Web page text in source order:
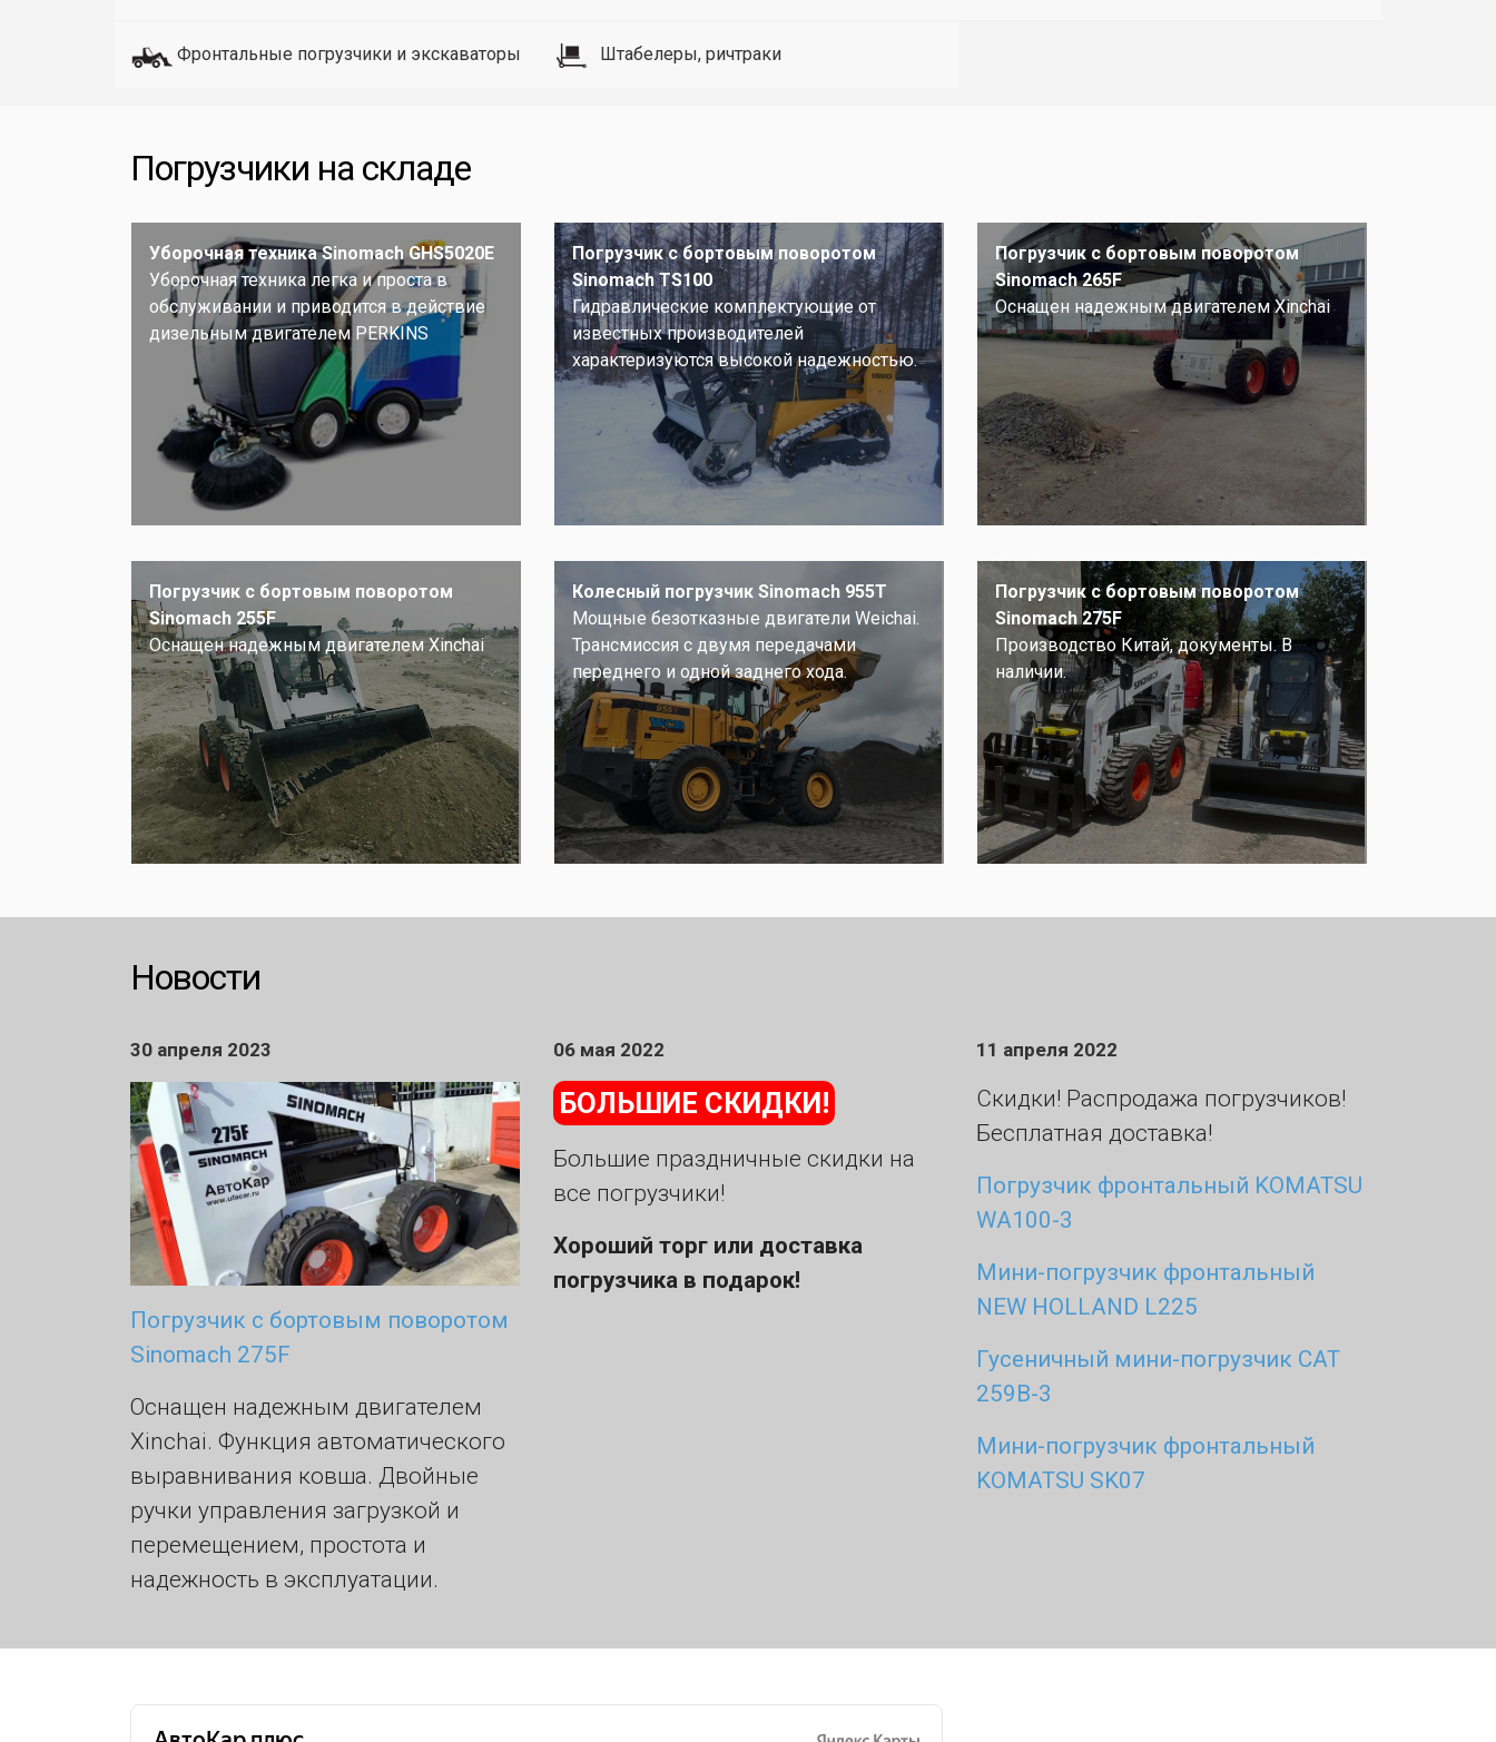
Фронтальные погрузчики и экскаваторы Штабелеры, ричтраки
Погрузчики на складе
Уборочная техника Sinomach GHS5020E
Уборочная техника легка и проста в
обслуживании и приводится в действие
дизельным двигателем PERKINS
Погрузчик с бортовым поворотом
Sinomach TS100
Гидравлические комплектующие от
известных производителей
характеризуются высокой надежностью.
Погрузчик с бортовым поворотом
Sinomach 265F
Оснащен надежным двигателем Xinchai
Погрузчик с бортовым поворотом
Sinomach 255F
Оснащен надежным двигателем Xinchai
Колесный погрузчик Sinomach 955T
Мощные безотказные двигатели Weichai.
Трансмиссия с двумя передачами
переднего и одной заднего хода.
Погрузчик с бортовым поворотом
Sinomach 275F
Производство Китай, документы. В
наличии.
Новости
30 апреля 2023
Погрузчик с бортовым поворотом
Sinomach 275F
Оснащен надежным двигателем
Xinchai. Функция автоматического
выравнивания ковша. Двойные
ручки управления загрузкой и
перемещением, простота и
надежность в эксплуатации.
06 мая 2022
БОЛЬШИЕ СКИДКИ!
Большие праздничные скидки на
все погрузчики!
Хороший торг или доставка
погрузчика в подарок!
11 апреля 2022
Скидки! Распродажа погрузчиков!
Бесплатная доставка!
Погрузчик фронтальный KOMATSU
WA100-3
Мини-погрузчик фронтальный
NEW HOLLAND L225
Гусеничный мини-погрузчик CAT
259B-3
Мини-погрузчик фронтальный
KOMATSU SK07